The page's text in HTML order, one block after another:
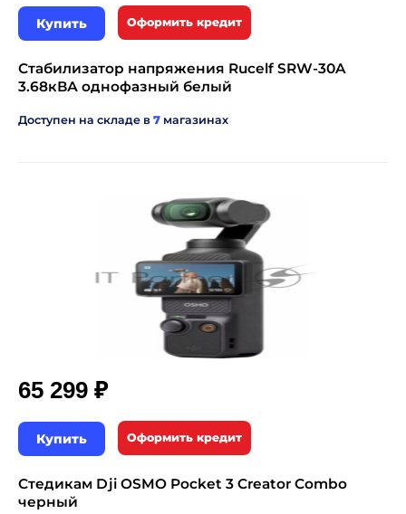
Купить Оформить кредит
Стабилизатор напряжения Rucelf SRW-30A
3.68кВА однофазный белый
Доступен на складе в 7 магазинах
65 299 ₽
Купить Оформить кредит
Стедикам Dji OSMO Pocket 3 Creator Combo
черный